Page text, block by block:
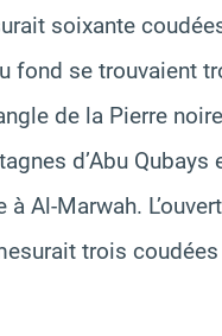
soixante
fond se trouvaient
de la Pierre
d’Abu Qubays
Al-Marwah.
trois